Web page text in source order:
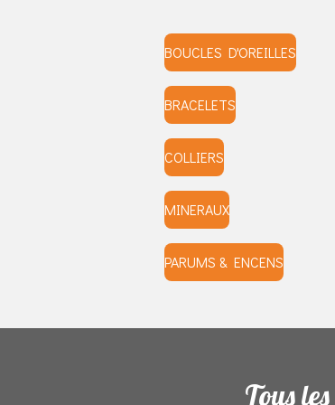
BOUCLES D'OREILLES
BRACELETS
COLLIERS
MINERAUX
PARUMS & ENCENS
Tous